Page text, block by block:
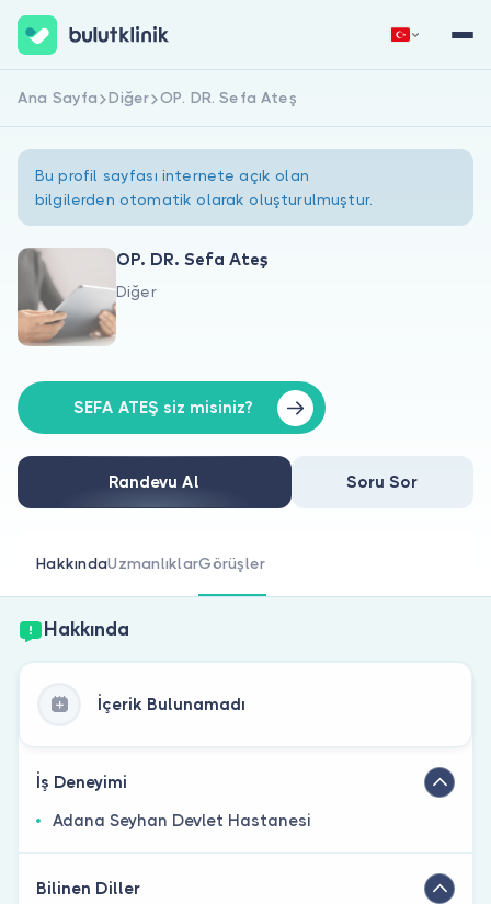
Hakkımızda
Doktorlar için
Doktor musunuz?
Hemen Kaydol
Ana Sayfa Diğer OP. DR. Sefa Ateş
Bu profil sayfası internete açık olan
bilgilerden otomatik olarak oluşturulmuştur.
OP. DR. Sefa Ateş
Diğer
SEFA ATEŞ siz misiniz?
Randevu Al Soru Sor
HakkındaUzmanlıklarGörüşler
Hakkında
İçerik Bulunamadı
İş Deneyimi
Adana Seyhan Devlet Hastanesi
Bilinen Diller